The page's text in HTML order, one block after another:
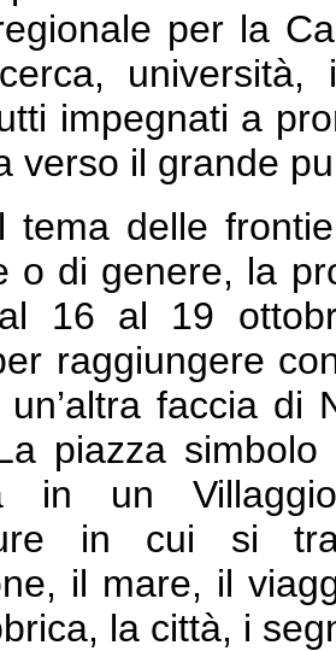
per la
università,
impegnati a
verso il grande
tema delle
o di genere, la
16 al 19
raggiungere
faccia di
piazza
in un
in cui si
il mare, il
la città, i